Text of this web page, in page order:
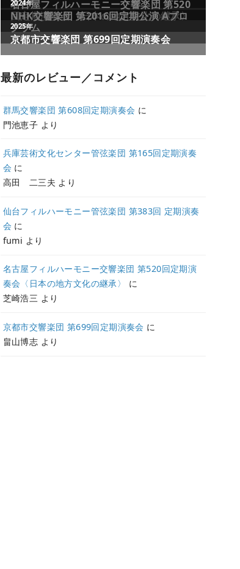
最新のレビュー／コメント
群馬交響楽団 第608回定期演奏会 に
門池恵子 より
兵庫芸術文化センター管弦楽団 第165回定期演奏
会 に
高田 二三夫 より
仙台フィルハーモニー管弦楽団 第383回 定期演奏
会 に
fumi より
名古屋フィルハーモニー交響楽団 第520回定期演
奏会〈日本の地方文化の継承〉
に
芝崎浩三 より
京都市交響楽団 第699回定期演奏会 に
畠山博志 より